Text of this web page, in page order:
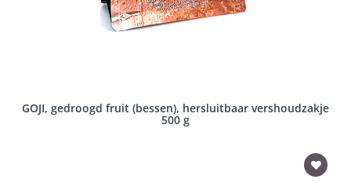
GOJI, gedroogd fruit (bessen), hersluitbaar vershoudzakje
500 g